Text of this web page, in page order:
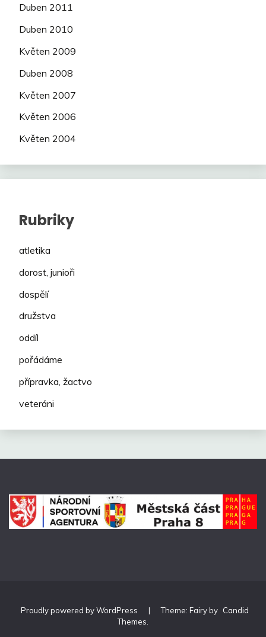
Duben 2011
Duben 2010
Květen 2009
Duben 2008
Květen 2007
Květen 2006
Květen 2004
Rubriky
atletika
dorost, junioři
dospělí
družstva
oddíl
pořádáme
přípravka, žactvo
veteráni
Proudly powered by WordPress | Theme: Fairy by Candid
Themes.